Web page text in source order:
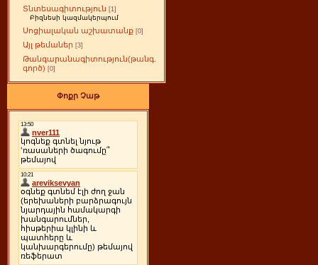
Տնտեսագիտություն [1]
Բիզնեսի կազմակերպում
Սոցիալական աշխատանք [0]
Այլ թեմաներ [3]
Թանգարանագիտություն(թանգ.
գործ) [0]
Փոքր Չաթ